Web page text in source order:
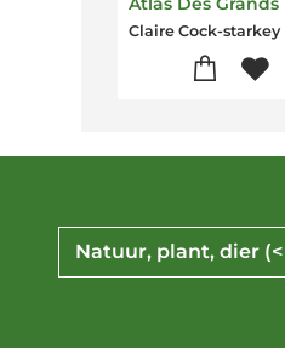
Claire Cock-starkey
Natuur, plant, dier (<